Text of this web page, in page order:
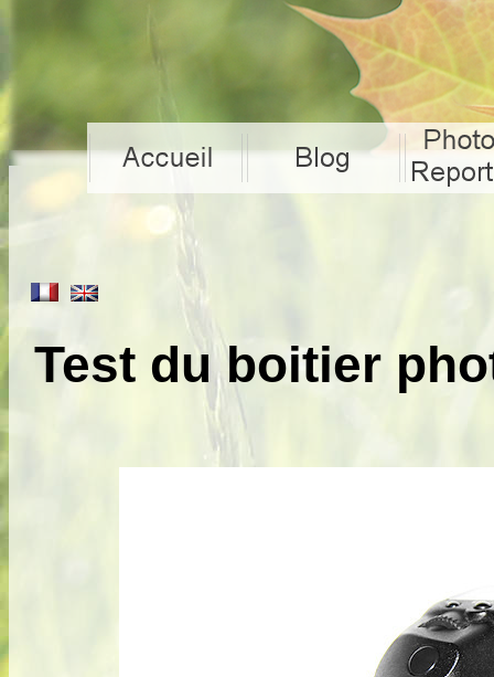
Test du boitier